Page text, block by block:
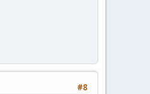
#8